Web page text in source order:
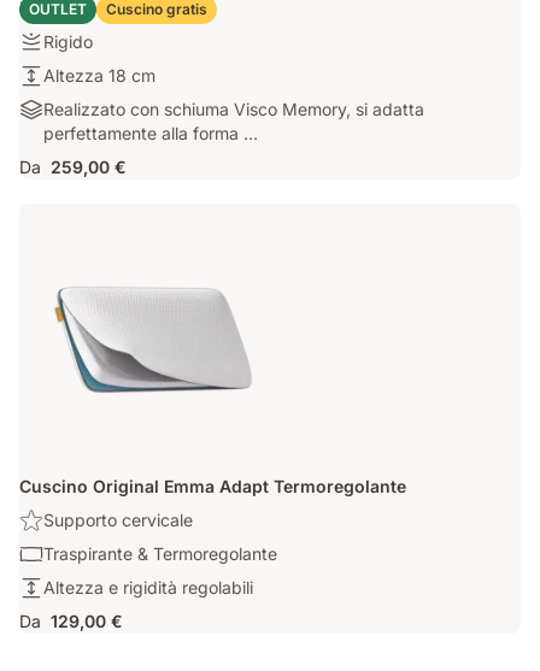
OUTLET Cuscino gratis
Materasso Emma One
RigidoRigido
Altezza
18
cm
Altezza 18 cm
Realizzato
con
schiuma
Visco
forma
Realizzato con schiuma Visco Memory, si adatta
perfettamente alla forma ...
Da 259,00 €
Cuscino Original Emma Adapt Termoregolante
Benefit:
Supporto
cervicale
Supporto cervicale
Cuscino:
Traspirante
&
Termoregolante
Traspirante & Termoregolante
Altezza:
Altezza
e
Altezza e rigidità regolabili
Da 129,00 €